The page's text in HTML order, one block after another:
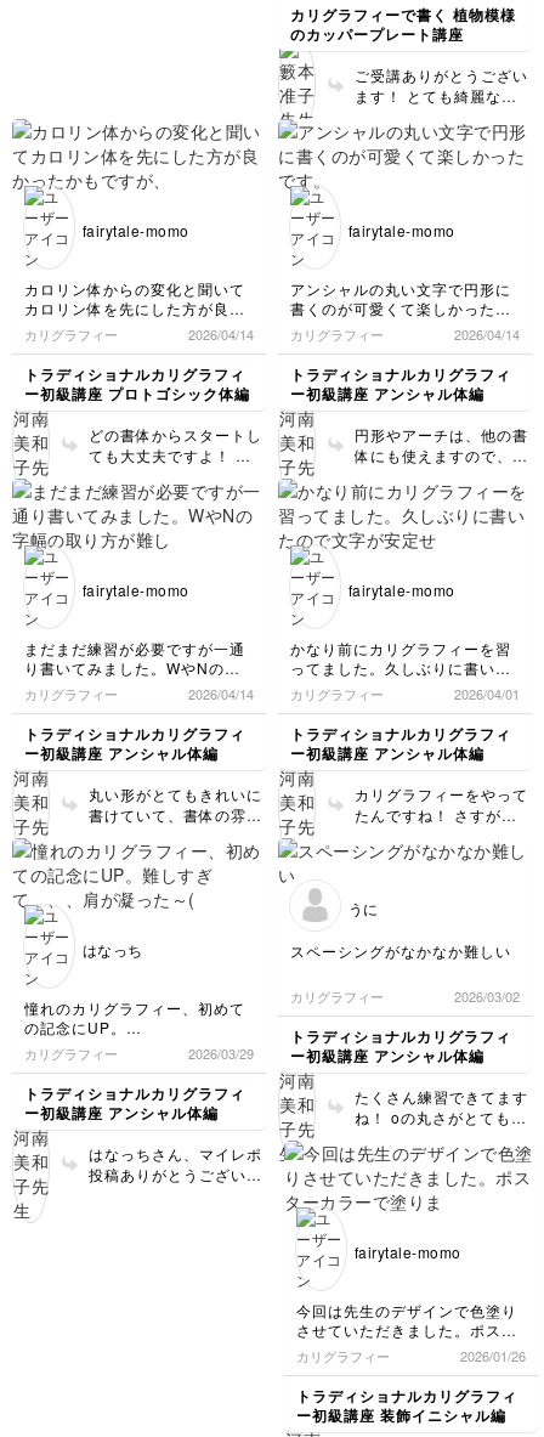
カリグラフィーで書く 植物模様
のカッパープレート講座
ご受講ありがとうござい
ます！ とても綺麗なラ
「A」「B」など左に振
る文字は、 文字の下の
かに見えると思います！
が一番美しいです。 ガ
イドラインを気にしすぎ
ずにのびのびと😊 どう
ぞ楽しんでくださいね！
fairytale-momo
カロリン体からの変化と聞いて
カロリン体を先にした方が良か
ったかもですが、こちらを先に
受講始めてみました。
カリグラフィー 2026/04/14
トラディショナルカリグラフィ
ー初級講座 プロトゴシック体編
どの書体からスタートし
ても大丈夫ですよ！ 縦
きましょう❣️
fairytale-momo
アンシャルの丸い文字で円形に
書くのが可愛くて楽しかったで
す。
カリグラフィー 2026/04/14
トラディショナルカリグラフィ
ー初級講座 アンシャル体編
円形やアーチは、他の書
体にも使えますので、た
いね！！
fairytale-momo
まだまだ練習が必要ですが一通
り書いてみました。WやNの字
幅の取り方が難しいです。
カリグラフィー 2026/04/14
トラディショナルカリグラフィ
ー初級講座 アンシャル体編
丸い形がとてもきれいに
書けていて、書体の雰囲
すね！！ 縦ライン同士
の文字間をゆったりとる
と、よりきれいに整いま
fairytale-momo
かなり前にカリグラフィーを習
ってました。久しぶりに書いた
ので文字が安定せず毎日少しで
も練習しないといけないと思い
ました💦
カリグラフィー 2026/04/01
トラディショナルカリグラフィ
ー初級講座 アンシャル体編
カリグラフィーをやって
たんですね！ さすが、O
て、統一感のある文字が
繋げて書く部分、左から
角度を変化させるという
た書いてみてください
ね！！
はなっち
憧れのカリグラフィー、初めて
の記念にUP。
難しすぎて、、、肩が凝った～
((+_+))
これから、ゆっくりゆっくり取
り組んで行けたらと思う。
カリグラフィー 2026/03/29
トラディショナルカリグラフィ
ー初級講座 アンシャル体編
はなっちさん、マイレポ
投稿ありがとうございま
うに
スペーシングがなかなか難しい
カリグラフィー 2026/03/02
トラディショナルカリグラフィ
ー初級講座 アンシャル体編
たくさん練習できてます
ね！ oの丸さがとてもき
の上部の左右のカーブが
丸くなるように気をつけ
てくださいね。 アンシ
で、今のスペーシングで
行は、詰まり気味です）
どんどん書き込んで、手
に馴染ませていきましょ
う。
fairytale-momo
今回は先生のデザインで色塗り
させていただきました。ポスタ
ーカラーで塗りました。
普段ペイントをしますので色塗
りはスムーズに出来ました。
もっと練習をして次は自分でア
レンジしてみたいです。
カリグラフィー 2026/01/26
トラディショナルカリグラフィ
ー初級講座 装飾イニシャル編